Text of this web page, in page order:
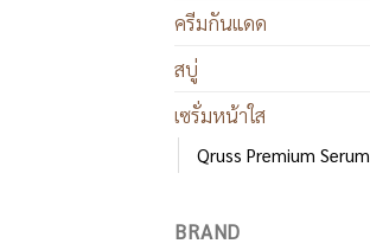
ครีมกันแดด
สบู่
เซรั่มหน้าใส
Qruss Premium Serum
BRAND